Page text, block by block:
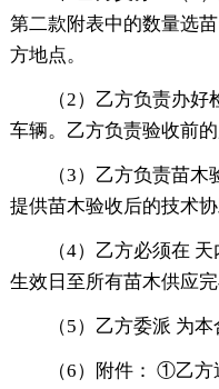
第二款附表中的数量选
方地点。
（2）乙方负责办
车辆。乙方负责验收前
（3）乙方负责苗
提供苗木验收后的技术
（4）乙方必须在
生效日至所有苗木供应完
（5）乙方委派 为
（6）附件： ①乙